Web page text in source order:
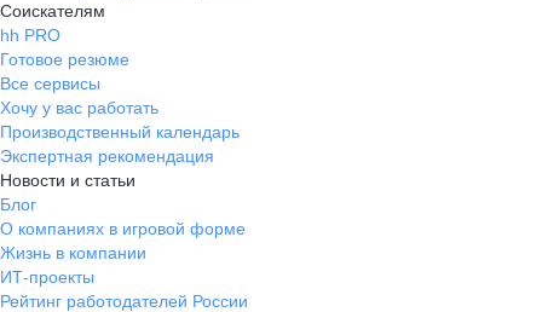
Соискателям
hh PRO
Готовое резюме
Все сервисы
Хочу у вас работать
Производственный календарь
Экспертная рекомендация
Новости и статьи
Блог
О компаниях в игровой форме
Жизнь в компании
ИТ-проекты
Рейтинг работодателей России